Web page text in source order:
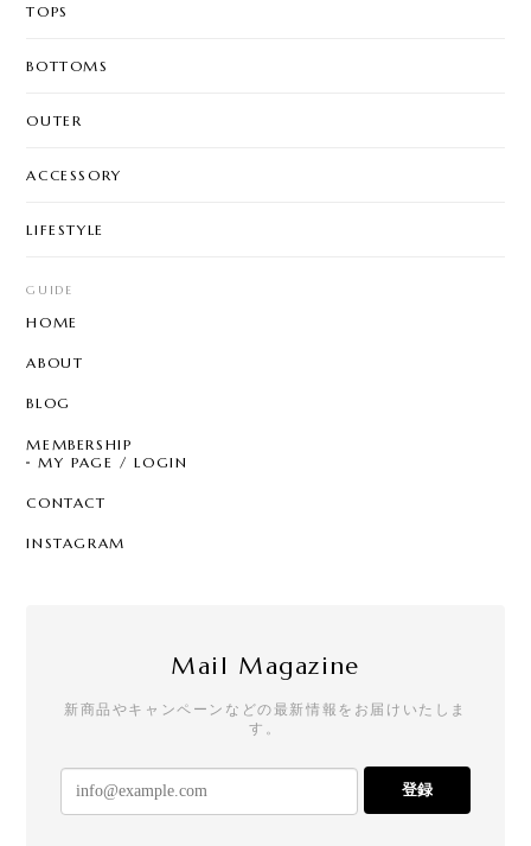
TOPS
BOTTOMS
OUTER
ACCESSORY
LIFESTYLE
GUIDE
HOME
ABOUT
BLOG
MEMBERSHIP
MY PAGE / LOGIN
CONTACT
INSTAGRAM
Mail Magazine
新商品やキャンペーンなどの最新情報をお届けいたしま
す。
登録